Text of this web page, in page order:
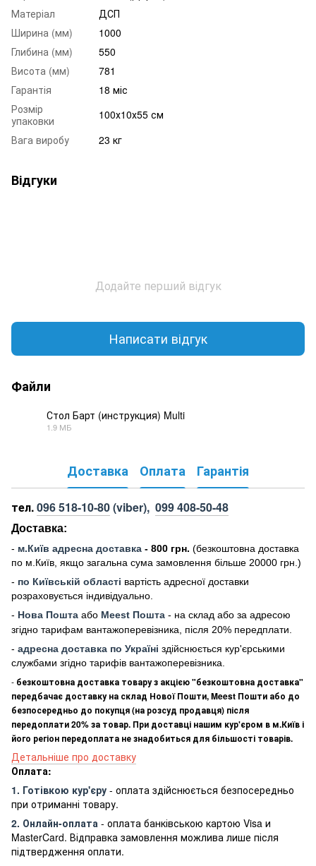
Матеріал
ДСП
Ширина (мм)
1000
Глибина (мм)
550
Висота (мм)
781
Гарантія
18 міс
Розмір
упаковки
100х10х55 см
Вага виробу
23 кг
Відгуки
Додайте перший відгук
Написати відгук
Файли
Стол Барт (инструкция) Multi
1.9 МБ
Доставка Оплата Гарантія
тел.096 518-10-80(viber), 099 408-50-48
Доставка:
- м.Київ адресна доставка - 800 грн. (безкоштовна доставка
по м.Київ, якщо загальна сума замовлення більше 20000 грн .)
- по Київській області вартість адресної доставки
розраховується індивідуально.
- Нова Пошта або Meest Пошта - на склад або за адресою
згідно тарифам вантажоперевізника, після 20% передплати.
- адресна доставка по Україні здійснюється кур'єрськими
службами згідно тарифів вантажоперевізника.
- безкоштовна доставка товару з акцією "безкоштовна доставка"
передбачає доставку на склад Нової Пошти, Meest Пошти або до
безпосередньо до покупця (на розсуд продавця) після
передоплати 20% за товар. При доставці нашим кур'єром в м.Київ і
його регіон передоплата не знадобиться для більшості товарів.
Детальніше про доставку
Оплата:
1. Готівкою кур'єру - оплата здійснюється безпосередньо
при отриманні товару.
2. Онлайн-оплата - оплата банківською картою Visa и
MasterCard. Відправка замовлення можлива лише після
підтвердження оплати.